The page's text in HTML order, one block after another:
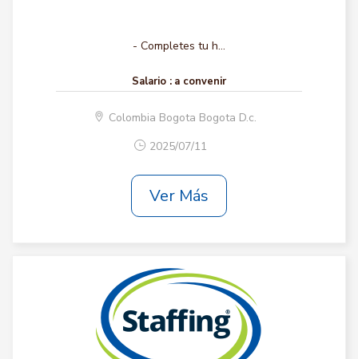
- Completes tu h...
Salario : a convenir
Colombia Bogota Bogota D.c.
2025/07/11
Ver Más